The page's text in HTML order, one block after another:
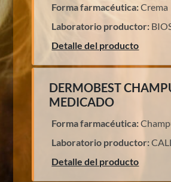
Forma farmacéutica:Crema
Laboratorio productor:
Detalle del producto
DERMOBEST
MEDICADO
Forma farmacéutica:
Laboratorio productor:
Detalle del producto